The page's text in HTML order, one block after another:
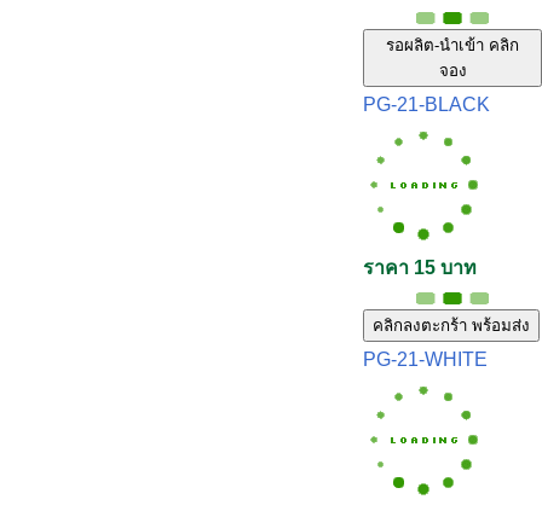
รอผลิต-นำเข้า คลิก
จอง
PG-21-BLACK
ราคา 15 บาท
คลิกลงตะกร้า พร้อมส่ง
PG-21-WHITE